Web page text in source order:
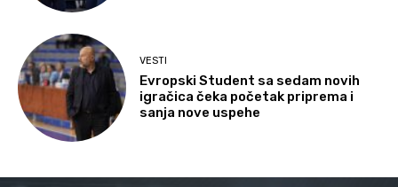
VESTI
Evropski Student sa sedam novih
igračica čeka početak priprema i
sanja nove uspehe